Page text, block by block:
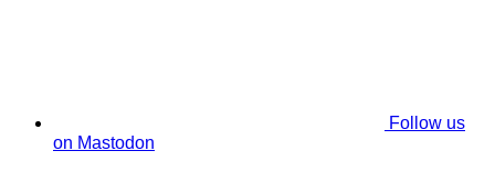
Follow us
on Mastodon